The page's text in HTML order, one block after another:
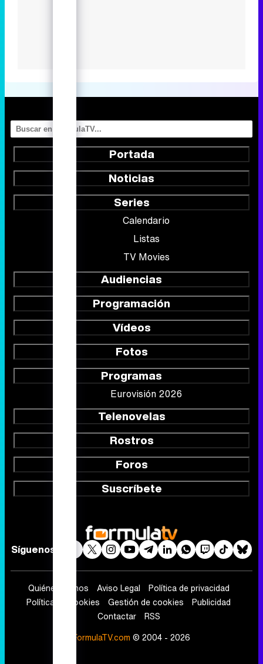
Portada
Noticias
Series
Calendario
Listas
TV Movies
Audiencias
Programación
Vídeos
Fotos
Programas
Eurovisión 2026
Telenovelas
Rostros
Foros
Suscríbete
Síguenos
Quiénes somos Aviso Legal
Política de privacidad
Política de cookies
Gestión de cookies
Publicidad
Contactar
RSS
FormulaTV.com © 2004 - 2026